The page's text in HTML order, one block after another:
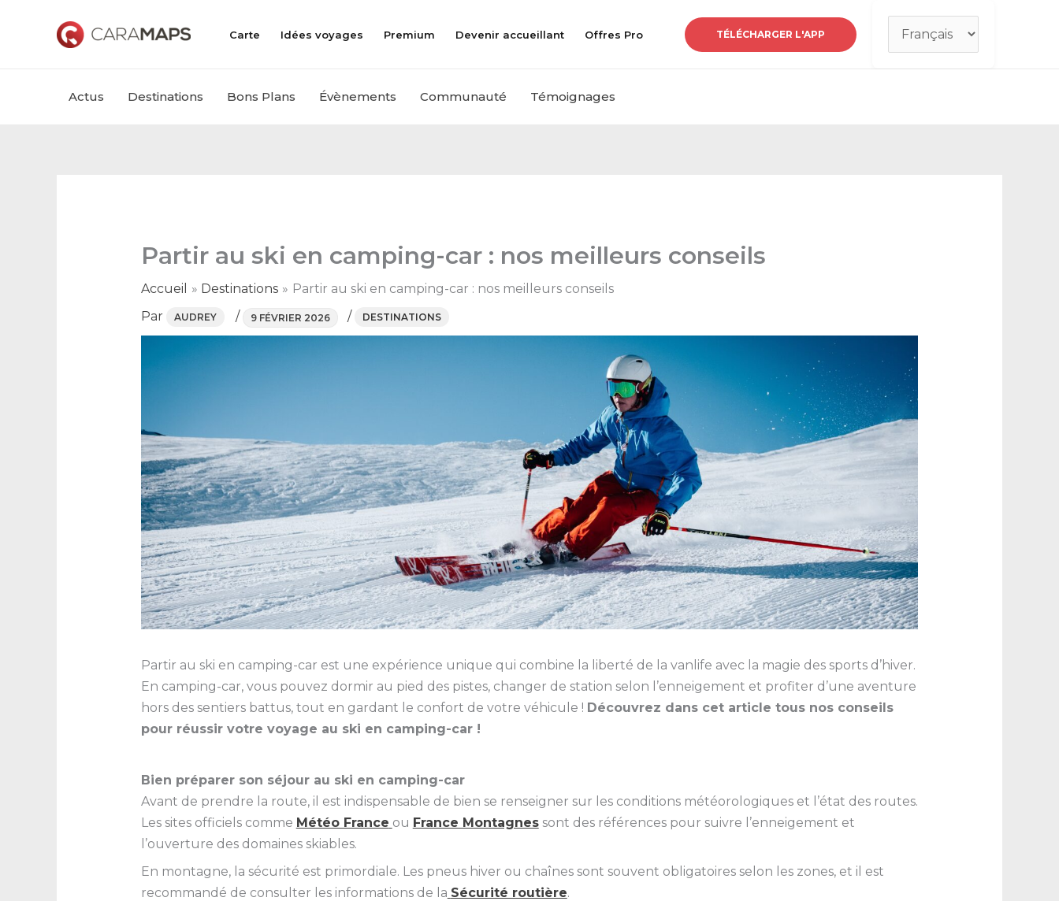
Carte Idées voyages Premium Devenir accueillant Offres Pro TÉLÉCHARGER L'APP
Choisir
langue
Actus
Destinations Bons Plans Évènements Communauté Témoignages
Partir au ski en camping-car : nos meilleurs conseils
Accueil Destinations
Partir au ski en camping-car : nos meilleurs conseils
Par
AUDREY / 9 FÉVRIER 2026 / DESTINATIONS
Partir au ski en camping-car est une expérience unique qui combine la liberté de la vanlife avec la magie des sports d’hiver.
En camping-car, vous pouvez dormir au pied des pistes, changer de station selon l’enneigement et profiter d’une aventure
hors des sentiers battus, tout en gardant le confort de votre véhicule ! Découvrez dans cet article tous nos conseils
pour réussir votre voyage au ski en camping-car !
Bien préparer son séjour au ski en camping-car
Avant de prendre la route, il est indispensable de bien se renseigner sur les conditions météorologiques et l’état des routes.
Les sites officiels comme Météo France ou France Montagnessont des références pour suivre l’enneigement et
l’ouverture des domaines skiables.
En montagne, la sécurité est primordiale. Les pneus hiver ou chaînes sont souvent obligatoires selon les zones, et il est
recommandé de consulter les informations de la Sécurité routière.